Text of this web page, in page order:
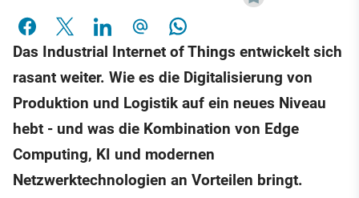
Das Industrial Internet of Things entwickelt sich
rasant weiter. Wie es die Digitalisierung von
Produktion und Logistik auf ein neues Niveau
hebt - und was die Kombination von Edge
Computing, KI und modernen
Netzwerktechnologien an Vorteilen bringt.